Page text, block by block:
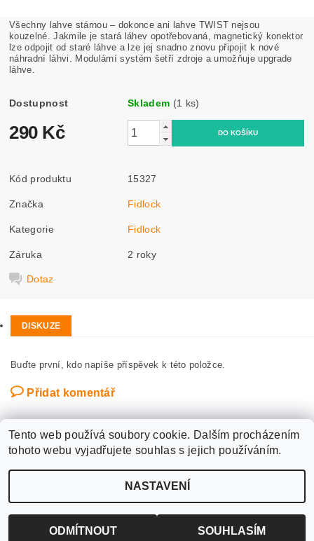
Všechny lahve stárnou – dokonce ani lahve TWIST nejsou
kouzelné. Jakmile je stará láhev opotřebovaná, magnetický konektor
lze odpojit od staré láhve a lze jej snadno znovu připojit k nové
náhradní láhvi. Modulární systém šetří zdroje a umožňuje upgrade
láhve.
Dostupnost Skladem (1 ks)
290 Kč
Kód produktu 15327
Značka Fidlock
Kategorie Fidlock
Záruka 2 roky
Dotaz
DISKUZE
Buďte první, kdo napíše příspěvek k této položce.
Přidat komentář
WANTED SPORT PARDUBICE , všechna práva vyhrazena
cookies
Tento web používá soubory cookie. Dalším procházením
tohoto webu vyjadřujete souhlas s jejich používáním.
NASTAVENÍ
ODMÍTNOUT SOUHLASÍM